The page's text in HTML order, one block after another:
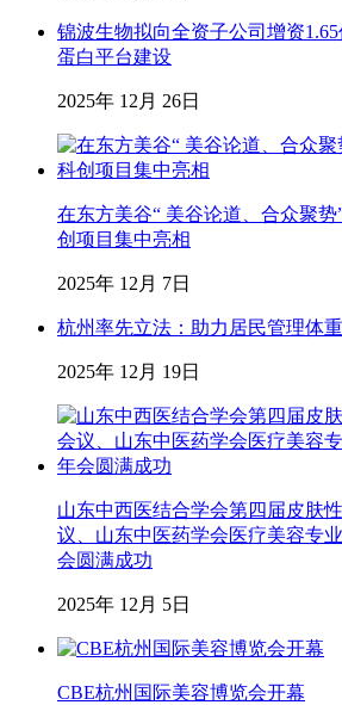
锦波生物拟向全资子公司增资
蛋白平台建设
2025年 12月 26日
在东方美谷“ 美谷论道、合众聚
创项目集中亮相
2025年 12月 7日
杭州率先立法：助力居民管理体重
2025年 12月 19日
山东中西医结合学会第四届皮肤
议、山东中医药学会医疗美容专
会圆满成功
2025年 12月 5日
CBE杭州国际美容博览会开幕